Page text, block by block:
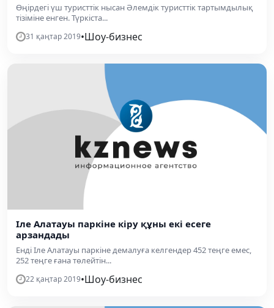
Өңірдегі үш туристтік нысан Әлемдік туристтік тартымдылық
тізіміне енген. Түркіста...
31 қаңтар 2019•Шоу-бизнес
Іле Алатауы паркіне кіру құны екі есеге
арзандады
Енді Іле Алатауы паркіне демалуға келгендер 452 теңге емес,
252 теңге ғана төлейтін...
22 қаңтар 2019•Шоу-бизнес